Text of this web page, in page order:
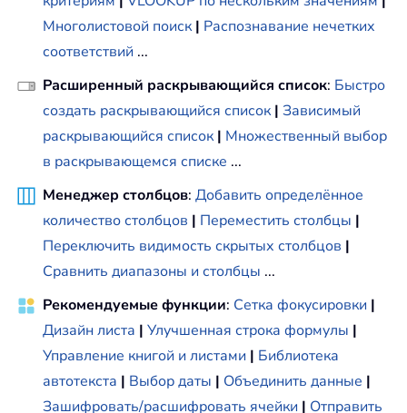
Многолистовой поиск | Распознавание нечетких
соответствий ...
Расширенный раскрывающийся список: Быстро
создать раскрывающийся список | Зависимый
раскрывающийся список | Множественный выбор
в раскрывающемся списке ...
Менеджер столбцов: Добавить определённое
количество столбцов | Переместить столбцы |
Переключить видимость скрытых столбцов |
Сравнить диапазоны и столбцы ...
Рекомендуемые функции: Сетка фокусировки |
Дизайн листа | Улучшенная строка формулы |
Управление книгой и листами | Библиотека
автотекста | Выбор даты | Объединить данные |
Зашифровать/расшифровать ячейки | Отправить